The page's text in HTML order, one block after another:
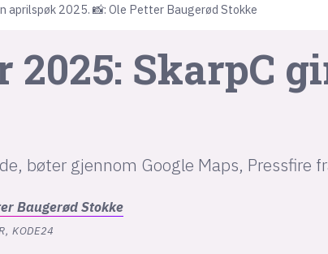
aprilspøk 2025. 📸: Ole Petter Baugerød Stokke
SkarpC
bøter gjennom Google Maps, Pressfire
Baugerød Stokke
KODE24